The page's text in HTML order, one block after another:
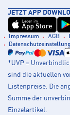
JETZT APP
Laden im
App Store
Impressum AGB
*UVP =
sind die aktuellen
Listenpreise. Die
Summe der
Einzelartikel.